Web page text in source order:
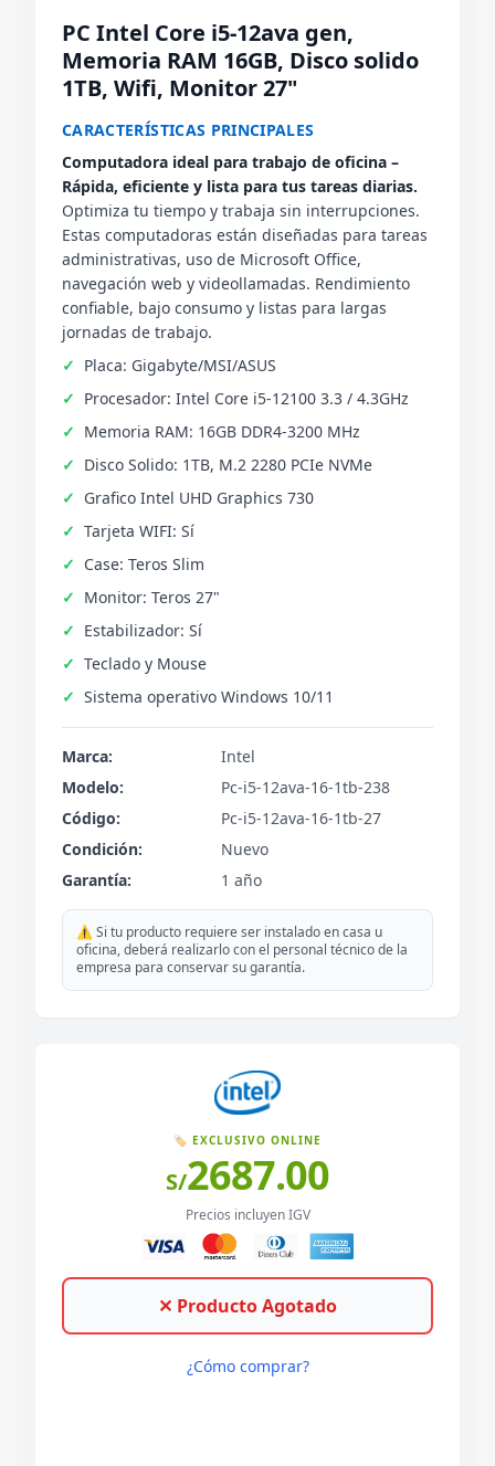
PC Intel Core i5-12ava gen,
Memoria RAM 16GB, Disco solido
1TB, Wifi, Monitor 27"
CARACTERÍSTICAS PRINCIPALES
Computadora ideal para trabajo de oficina –
Rápida, eficiente y lista para tus tareas diarias.
Optimiza tu tiempo y trabaja sin interrupciones.
Estas computadoras están diseñadas para tareas
administrativas, uso de Microsoft Office,
navegación web y videollamadas. Rendimiento
confiable, bajo consumo y listas para largas
jornadas de trabajo.
Placa: Gigabyte/MSI/ASUS
Procesador: Intel Core i5-12100 3.3 / 4.3GHz
Memoria RAM: 16GB DDR4-3200 MHz
Disco Solido: 1TB, M.2 2280 PCIe NVMe
Grafico Intel UHD Graphics 730
Tarjeta WIFI: Sí
Case: Teros Slim
Monitor: Teros 27"
Estabilizador: Sí
Teclado y Mouse
Sistema operativo Windows 10/11
Marca:
Intel
Modelo:
Pc-i5-12ava-16-1tb-238
Código:
Pc-i5-12ava-16-1tb-27
Condición:
Nuevo
Garantía:
1 año
⚠️ Si tu producto requiere ser instalado en casa u
oficina, deberá realizarlo con el personal técnico de la
empresa para conservar su garantía.
🏷️ EXCLUSIVO ONLINE
S/2687.00
Precios incluyen IGV
✕ Producto Agotado
¿Cómo comprar?